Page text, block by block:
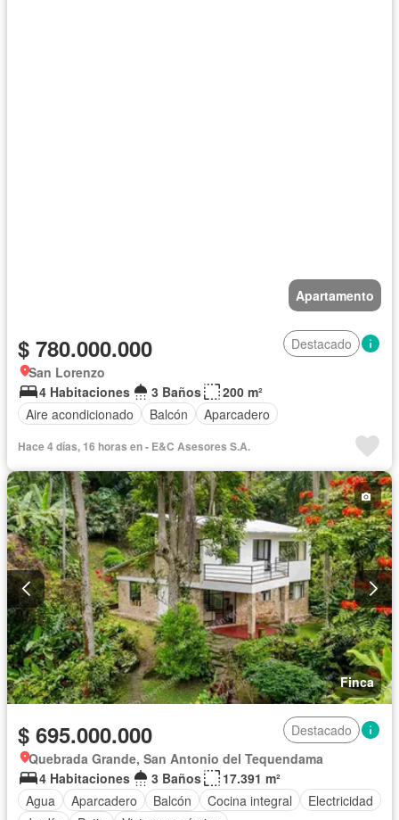
Apartamento
$ 780.000.000
Destacado
San Lorenzo
4 Habitaciones
3 Baños
200 m²
Aire acondicionado
Balcón Aparcadero
Hace 4 días, 16 horas en - E&C Asesores S.A.
Finca
$ 695.000.000
Destacado
Quebrada Grande, San Antonio del Tequendama
4 Habitaciones
3 Baños
17.391 m²
Agua
Aparcadero Balcón Cocina integral
Electricidad